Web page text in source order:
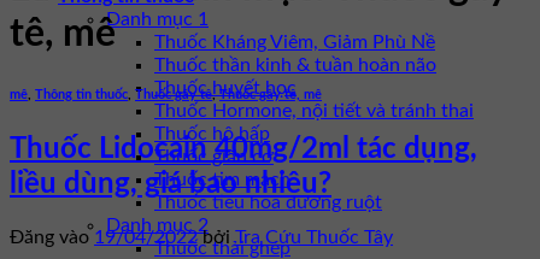
Danh mục 1
Thuốc Kháng Viêm, Giảm Phù Nề
Thuốc thần kinh & tuần hoàn não
Thuốc huyết học
Thuốc Hormone, nội tiết và tránh thai
Thuốc hô hấp
Thuốc giãn cơ
Thuốc tim mạch
Thuốc tiêu hóa đường ruột
Danh mục 2
Thuốc thải ghép
tê, mê
mê, Thông tin thuốc, Thuốc gây tê,Thuốc gây tê, mê
Thuốc Lidocain 40mg/2ml tác dụng,
liều dùng, giá bao nhiêu?
Đăng vào 19/04/2022 bởiTra Cứu Thuốc Tây